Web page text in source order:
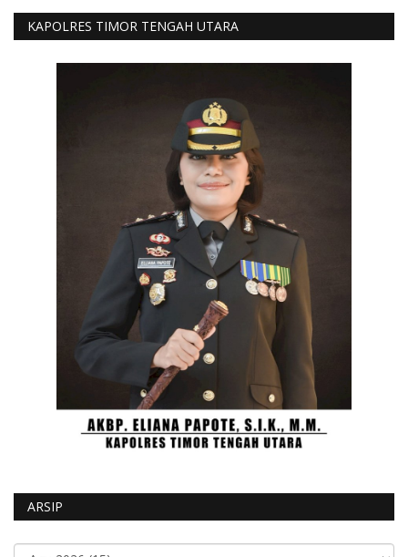
KAPOLRES TIMOR TENGAH UTARA
ARSIP